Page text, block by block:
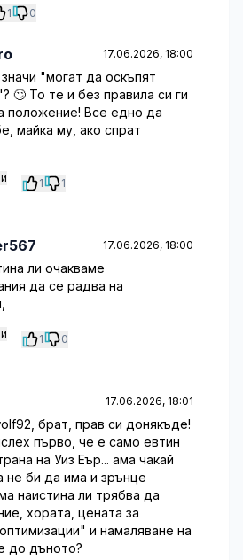
1 0
17.06.2026, 18:00
"могат да оскъпят
🙄 То те и без правила си ги
положение! Все едно да
майка му, ако спрат
1 1
17.06.2026, 18:00
ли очакваме
да се радва на
1 0
17.06.2026, 18:01
брат, прав си донякъде!
първо, че е само евтин
на Уиз Еър... ама чакай
не би да има и зрънце
наистина ли трябва да
хората, цената за
и намаляване на
до дъното?